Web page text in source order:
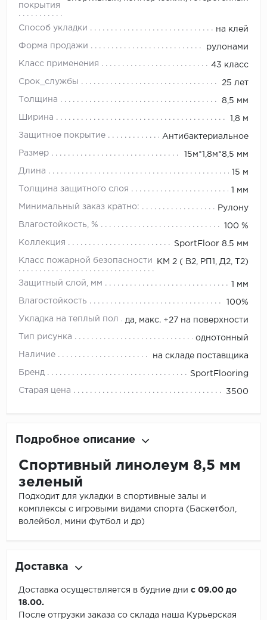
покрытия
Способ укладки на клей
Форма продажи рулонами
Класс применения 43 класс
Срок_службы 25 лет
Толщина 8,5 мм
Ширина 1,8 м
Защитное покрытие Антибактериальное
Размер 15м*1,8м*8,5 мм
Длина 15 м
Толщина защитного слоя 1 мм
Минимальный заказ кратно: Рулону
Влагостойкость, % 100 %
Коллекция SportFloor 8.5 мм
Класс пожарной безопасности КМ 2 ( В2, РП1, Д2, Т2)
Защитный слой, мм 1 мм
Влагостойкость 100%
Укладка на теплый пол да, макс. +27 на поверхности
Тип рисунка однотонный
Наличие на складе поставщика
Бренд SportFlooring
Старая цена 3500
Подробное описание
Спортивный линолеум 8,5 мм
зеленый
Подходит для укладки в спортивные залы и
комплексы с игровыми видами спорта (Баскетбол,
волейбол, мини футбол и др)
Доставка
Доставка осуществляется в будние дни с 09.00 до
18.00.
После отгрузки заказа со склада наша Курьерская